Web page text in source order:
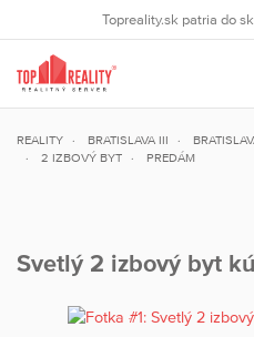
Topreality.sk patria do
REALITY BRATISLAVA III
2 IZBOVÝ BYT
PREDÁM
Svetlý 2 izbový byt